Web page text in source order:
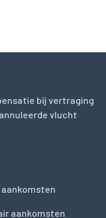
bij vertraging
vlucht
aankomsten
aankomsten